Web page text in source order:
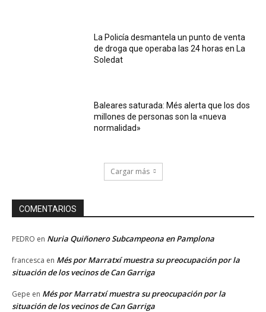
La Policía desmantela un punto de venta
de droga que operaba las 24 horas en La
Soledat
Baleares saturada: Més alerta que los dos
millones de personas son la «nueva
normalidad»
Cargar más
COMENTARIOS
PEDRO en Nuria Quiñonero Subcampeona en Pamplona
francesca en Més por Marratxí muestra su preocupación por la
situación de los vecinos de Can Garriga
Gepe en Més por Marratxí muestra su preocupación por la
situación de los vecinos de Can Garriga